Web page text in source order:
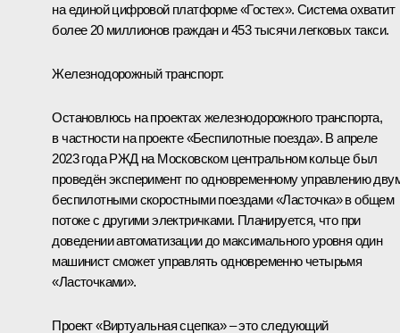
на единой цифровой платформе «Гостех». Система охватит
более 20 миллионов граждан и 453 тысячи легковых такси.
Железнодорожный транспорт.
Остановлюсь на проектах железнодорожного транспорта,
в частности на проекте «Беспилотные поезда». В апреле
2023 года РЖД на Московском центральном кольце был
проведён эксперимент по одновременному управлению
беспилотными скоростными поездами «Ласточка» в общем
потоке с другими электричками. Планируется, что при
доведении автоматизации до максимального уровня один
машинист сможет управлять одновременно четырьмя
«Ласточками».
Проект «Виртуальная сцепка» – это следующий